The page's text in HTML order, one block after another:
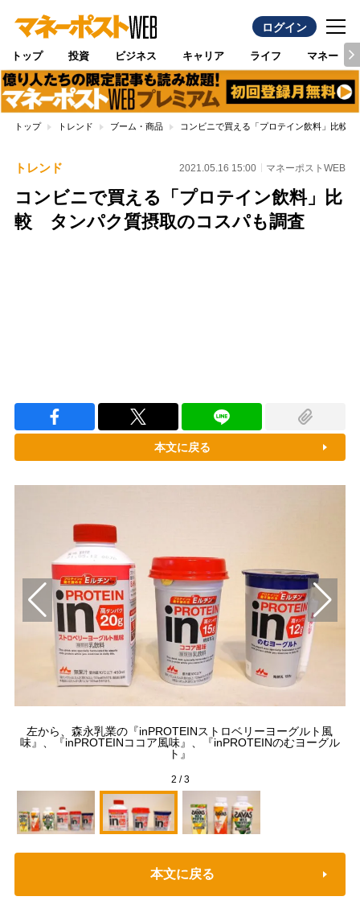
ログイン
トップ 投資 ビジネス キャリア ライフ マネー
トップ トレンド ブーム・商品 コンビニで買える「プロテイン飲料」比較
トレンド 2021.05.16 15:00 マネーポストWEB
コンビニで買える「プロテイン飲料」比
較 タンパク質摂取のコスパも調査
本文に戻る
左から、森永乳業の『inPROTEINストロベリーヨーグルト風
味』、『inPROTEINココア風味』、『inPROTEINのむヨーグル
ト』
2 /3
本文に戻る